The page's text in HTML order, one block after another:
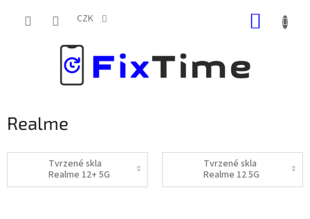
CZK
Realme
Tvrzené skla
Realme 12+ 5G
Tvrzené skla
Realme 12 5G